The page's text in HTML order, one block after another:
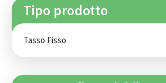
Tipo prodotto
Tasso Fisso